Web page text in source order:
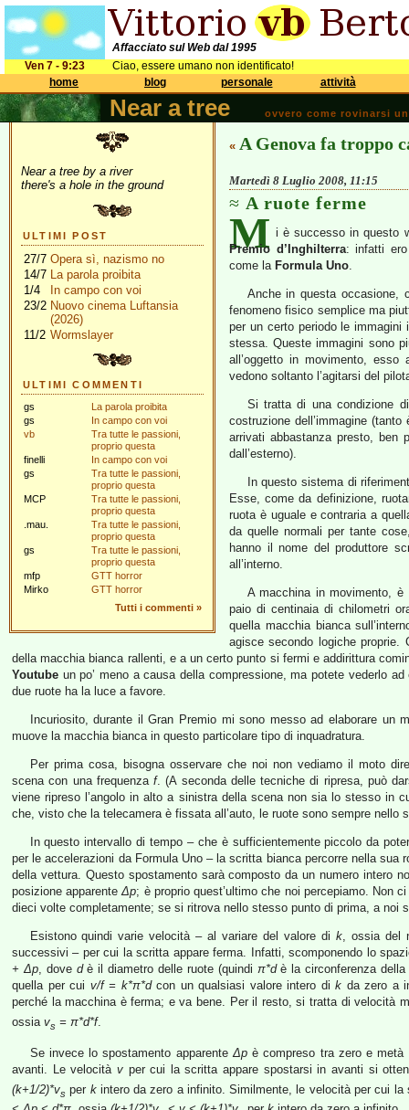
Affacciato sul Web dal 1995
Ven 7 - 9:23
Ciao, essere umano non identificato!
home
blog personale attività
Near a tree ovvero come rovinarsi
Near a tree by a river
there's a hole in the ground
ULTIMI POST
27/7 Opera sì, nazismo no
14/7 La parola proibita
1/4
In campo con voi
23/2 Nuovo cinema Luftansia
(2026)
11/2 Wormslayer
ULTIMI COMMENTI
gs
La parola proibita
gs
In campo con voi
vb
Tra tutte le passioni,
proprio questa
finelli
In campo con voi
gs
Tra tutte le passioni,
proprio questa
MCP
Tra tutte le passioni,
proprio questa
.mau.
Tra tutte le passioni,
proprio questa
gs
Tra tutte le passioni,
proprio questa
mfp
GTT horror
Mirko
GTT horror
Tutti i commenti »
« A Genova fa troppo
Martedì 8 Luglio 2008, 11:15
A ruote ferme
M i è successo in questo
Premio d’Inghilterra: infatti ero
come la Formula Uno.
Anche in questa occasione,
fenomeno fisico semplice ma
per un certo periodo le immagini
stessa. Queste immagini sono
all’oggetto in movimento,
vedono soltanto l’agitarsi del
Si tratta di una condizione
costruzione dell’immagine
arrivati abbastanza presto, ben
dall’esterno).
In questo sistema di
Esse, come da definizione,
ruota è uguale e contraria a
da quelle normali per tante
hanno il nome del produttore
all’interno.
A macchina in movimento,
paio di centinaia di chilometri
quella macchia bianca
agisce secondo logiche proprie.
della macchia bianca rallenti, e a un certo punto si fermi e addirittura
Youtube un po’ meno a causa della compressione, ma potete vederlo
due ruote ha la luce a favore.
Incuriosito, durante il Gran Premio mi sono messo ad elaborare un
muove la macchia bianca in questo particolare tipo di inquadratura.
Per prima cosa, bisogna osservare che noi non vediamo il moto
scena con una frequenzaf. (A seconda delle tecniche di ripresa, può
viene ripreso l’angolo in alto a sinistra della scena non sia lo stesso in
che, visto che la telecamera è fissata all’auto, le ruote sono sempre nello
In questo intervallo di tempo – che è sufficientemente piccolo da
per le accelerazioni da Formula Uno – la scritta bianca percorre nella sua
della vettura. Questo spostamento sarà composto da un numero intero
posizione apparenteΔp; è proprio quest’ultimo che noi percepiamo. Non
dieci volte completamente; se si ritrova nello stesso punto di prima, a noi
Esistono quindi varie velocità – al variare del valore di k, ossia del
successivi – per cui la scritta appare ferma. Infatti, scomponendo lo
+Δp, dove dè il diametro delle ruote (quindi π*dè la circonferenza
quella per cui v/f = k*π*dcon un qualsiasi valore intero dik da zero a
perché la macchina è ferma; e va bene. Per il resto, si tratta di velocità
ossia vs = π*d*f.
Se invece lo spostamento apparenteΔpè compreso tra zero e metà
avanti. Le velocità vper cui la scritta appare spostarsi in avanti si
(k+1/2)*vs per kintero da zero a infinito. Similmente, le velocità per cui